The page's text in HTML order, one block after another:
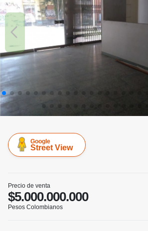
Google
Street View
Precio de venta
$5.000.000.000
Pesos Colombianos